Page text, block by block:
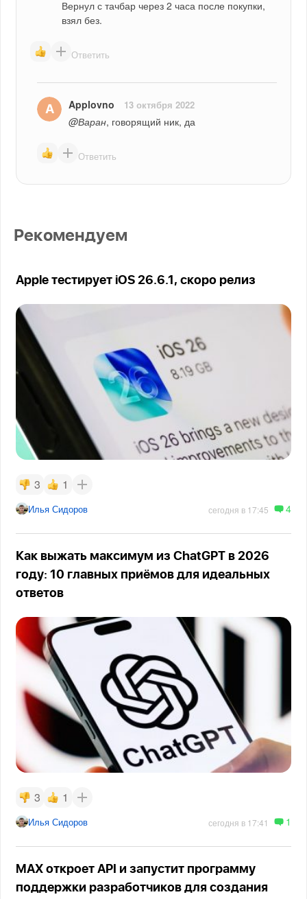
Вернул с тачбар через 2 часа после покупки,
взял без.
Ответить
Applovno 13 октября 2022
@Варан, говорящий ник, да
Ответить
Рекомендуем
Apple тестирует iOS 26.6.1, скоро релиз
3 1
Илья Сидоров сегодня в 17:45 4
Как выжать максимум из ChatGPT в 2026
году: 10 главных приёмов для идеальных
ответов
3 1
Илья Сидоров сегодня в 17:41 1
MAX откроет API и запустит программу
поддержки разработчиков для создания